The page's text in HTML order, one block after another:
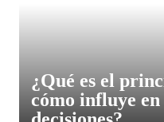
¿Qué es el
cómo influye